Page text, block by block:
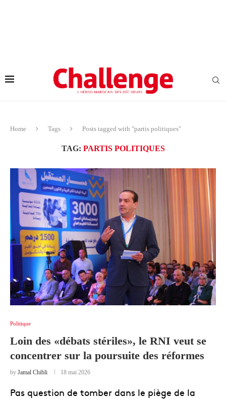
Home Tags Posts tagged with "partis politiques"
TAG: PARTIS POLITIQUES
Politique
Loin des «débats stériles», le RNI veut se
concentrer sur la poursuite des réformes
by Jamal Chibli 18 mai 2026
Pas question de tomber dans le piège de la